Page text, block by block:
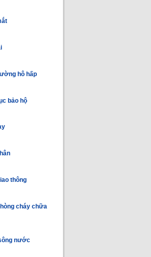
hô hấp
bảo hộ
thông
cháy chữa
nước